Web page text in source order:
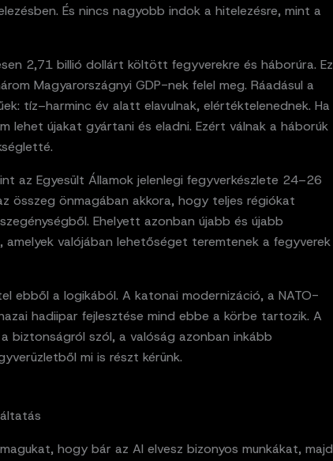
És nincs nagyobb indok a hitelezésre, mint a
2,71 billió dollárt költött fegyverekre és háborúra. Ez
Magyarországnyi GDP-nek felel meg. Ráadásul a
tíz–harminc év alatt elavulnak, elértéktelenednek. Ha
lehet újakat gyártani és eladni. Ezért válnak a háborúk
az Egyesült Államok jelenlegi fegyverkészlete 24–26
összeg önmagában akkora, hogy teljes régiókat
Ehelyett azonban újabb és újabb
amelyek valójában lehetőséget teremtenek a fegyverek
ebből a logikából. A katonai modernizáció, a NATO-
hadiipar fejlesztése mind ebbe a körbe tartozik. A
biztonságról szól, a valóság azonban inkább
mi is részt kérünk.
hogy bár az AI elvesz bizonyos munkákat, majd